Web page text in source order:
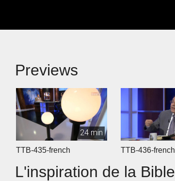
Previews
24 min
TTB-435-french TTB-436-french
L'inspiration de la Bible